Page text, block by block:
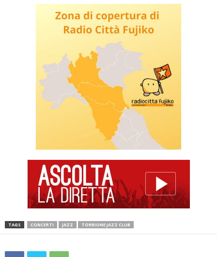
TAGS CONCERTI JAZZ TORRIONE JAZZ CLUB